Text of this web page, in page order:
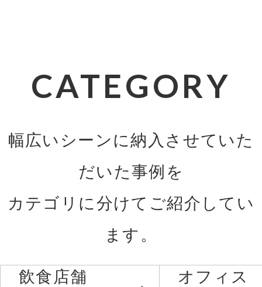
CATEGORY
幅広いシーンに納入させていた
だいた事例を
カテゴリに分けてご紹介してい
ます。
飲食店舗
オフィス